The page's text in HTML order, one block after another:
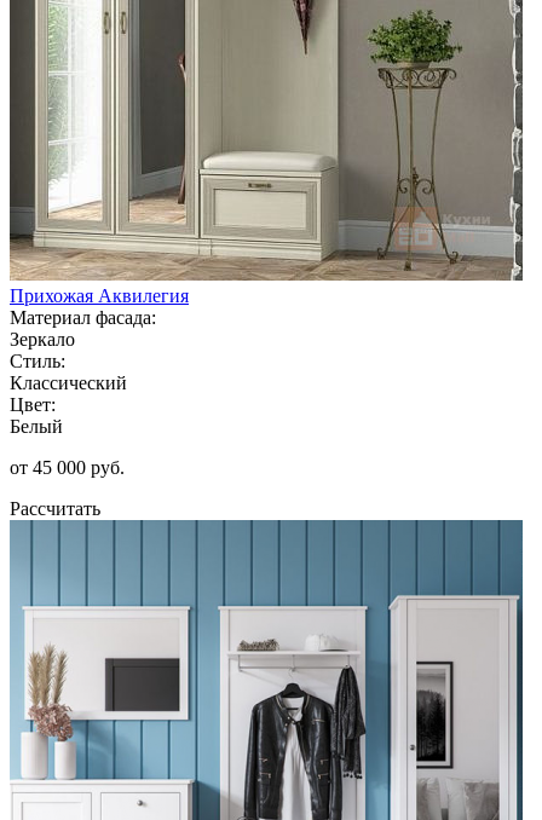
Прихожая Аквилегия
Материал фасада:
Зеркало
Стиль:
Классический
Цвет:
Белый
от 45 000 руб.
Рассчитать